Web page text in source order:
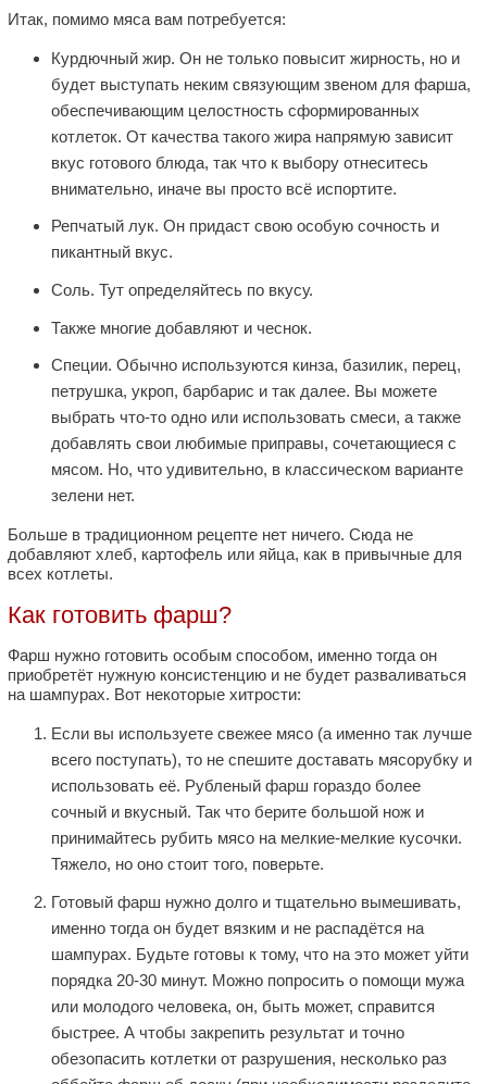
Итак, помимо мяса вам потребуется:
Курдючный жир. Он не только повысит жирность, но и
будет выступать неким связующим звеном для фарша,
обеспечивающим целостность сформированных
котлеток. От качества такого жира напрямую зависит
вкус готового блюда, так что к выбору отнеситесь
внимательно, иначе вы просто всё испортите.
Репчатый лук. Он придаст свою особую сочность и
пикантный вкус.
Соль. Тут определяйтесь по вкусу.
Также многие добавляют и чеснок.
Специи. Обычно используются кинза, базилик, перец,
петрушка, укроп, барбарис и так далее. Вы можете
выбрать что-то одно или использовать смеси, а также
добавлять свои любимые приправы, сочетающиеся с
мясом. Но, что удивительно, в классическом варианте
зелени нет.
Больше в традиционном рецепте нет ничего. Сюда не
добавляют хлеб, картофель или яйца, как в привычные для
всех котлеты.
Как готовить фарш?
Фарш нужно готовить особым способом, именно тогда он
приобретёт нужную консистенцию и не будет разваливаться
на шампурах. Вот некоторые хитрости:
Если вы используете свежее мясо (а именно так лучше
всего поступать), то не спешите доставать мясорубку и
использовать её. Рубленый фарш гораздо более
сочный и вкусный. Так что берите большой нож и
принимайтесь рубить мясо на мелкие-мелкие кусочки.
Тяжело, но оно стоит того, поверьте.
Готовый фарш нужно долго и тщательно вымешивать,
именно тогда он будет вязким и не распадётся на
шампурах. Будьте готовы к тому, что на это может уйти
порядка 20-30 минут. Можно попросить о помощи мужа
или молодого человека, он, быть может, справится
быстрее. А чтобы закрепить результат и точно
обезопасить котлетки от разрушения, несколько раз